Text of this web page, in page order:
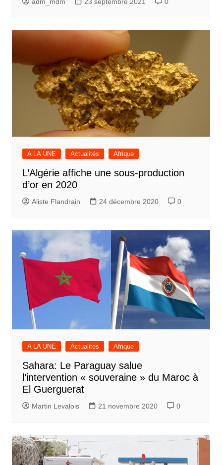
A LA UNE Actualités Afrique
L’Algérie affiche une sous-production
d’or en 2020
Aliste Flandrain 24 décembre 2020 0
A LA UNE Actualités Afrique
Sahara: Le Paraguay salue
l’intervention « souveraine » du Maroc à
El Guerguerat
Martin Levalois 21 novembre 2020 0